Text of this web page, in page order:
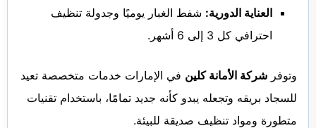
العناية الدورية: شفط الغبار يوميًا وجدولة تنظيف
احترافي كل 3 إلى 6 أشهر.
وتوفر شركة الأمانة كلين في الإمارات خدمات متخصصة تعيد
للسجاد بريقه وتجعله يبدو كأنه جديد تمامًا، باستخدام تقنيات
متطورة ومواد تنظيف صديقة للبيئة.